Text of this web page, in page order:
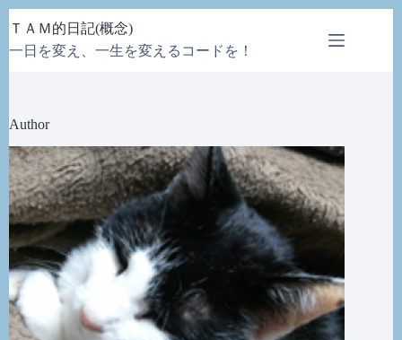
ン
テ
ス
キ
ッ
プ
ＴＡＭ的日記(概念)
一日を変え、一生を変えるコードを！
Author